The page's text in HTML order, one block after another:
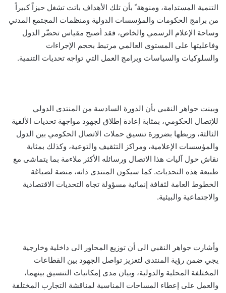
التنمية المستدامة، ومنوهة ً بأن تلك الأهداف باتت تشغل حيزاً كبيراً
من برامج الحكومات والمؤسسات الدولية ومنظمات المجتمع المدني
وساحة الإعلام الرسمي والخاص، فقد أصبح مقياس تحضّر الدول
وفاعليتها على المستوى العالمي مرتبط بحجم الإجراءات
والسلوكيات والسياسات وبرامج العمل التي تواجه تحديات التنمية.
وبينت جواهر النقبي بأن الدورة السادسة من المنتدى الدولي
للإتصال الحكومي، بمثابة إعادة إطلاق لجهود مواجهة تحديات الألفية
الثالثة، وربطها بضرورة تنسيق حملات الاتصال الحكومي بين الدول
والمؤسسات الإعلامية، ومراكز التثقيف والتوعية، وكذلك بمثابة
نقاش حول آليات هذا الاتصال ورسائله الأكثر ملاءمة بما يتماشى مع
طبيعة هذه التحديات. كما سيكون المنتدى ذاته، منصة لصياغة
الخطوط العامة لثقافة إنمائية مسؤولة تجاه التحديات الاقتصادية
والاجتماعية والبيئية.
وأشارت جواهر النقبي الى أن توزيع المحاور الى داخلية وخارجية
يجي ضمن رؤية المنتدى لتعزيز تواصل الجهود بين القطاعات
المختلفة المحلية والدولية، وبيان مدى إمكانيات التنسيق بينهما،
والعمل على إعطاء المساحات المناسبة لمناقشة التجارب المختلفة